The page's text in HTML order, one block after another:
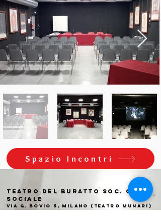
Spazio Incontri
Teatro del Buratto Soc. Coop
sociale
Via G. Bovio 5, Milano (Teatro Munari)